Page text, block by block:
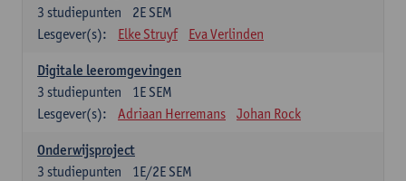
2E SEM
3 studiepunten
Lesgever(s):
Elke Struyf Eva Verlinden
Digitale leeromgevingen
1E SEM
3 studiepunten
Lesgever(s):
Adriaan Herremans Johan Rock
Onderwijsproject
1E/2E SEM
3 studiepunten